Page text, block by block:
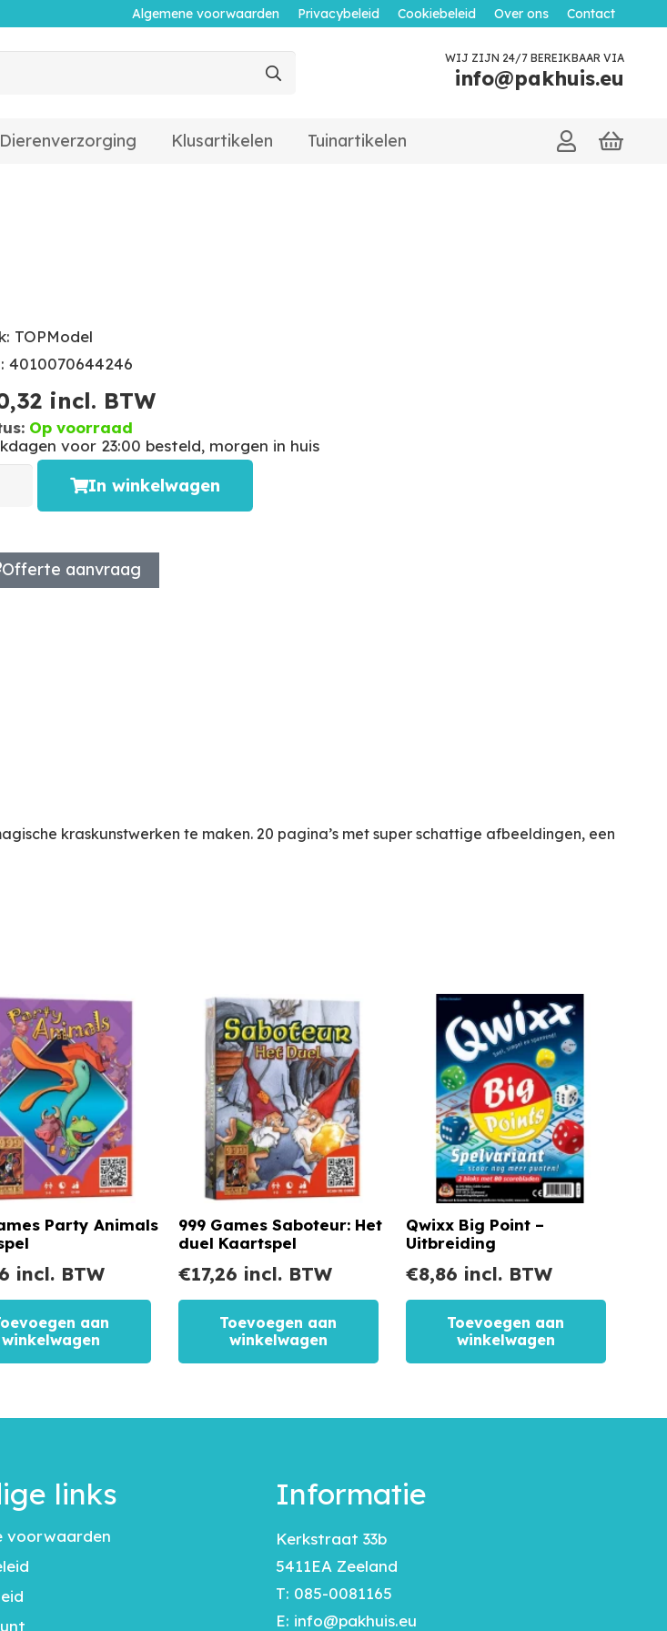
Algemene voorwaarden Privacybeleid Cookiebeleid Over ons Contact
WIJ ZIJN 24/7 BEREIKBAAR VIA
info@pakhuis.eu
Dierenverzorging Klusartikelen Tuinartikelen
TOPModel
4010070644246
incl. BTW
Op voorraad
voor 23:00 besteld, morgen in huis
In winkelwagen
Offerte aanvraag
kraskunstwerken te maken. 20 pagina’s met super schattige afbeeldingen, een
Party Animals
incl. BTW
aan
winkelwagen
999 Games Saboteur: Het
duel Kaartspel
€17,26 incl. BTW
Toevoegen aan
winkelwagen
Qwixx Big Point –
Uitbreiding
€8,86 incl. BTW
Toevoegen aan
winkelwagen
links
voorwaarden
Informatie
Kerkstraat 33b
5411EA Zeeland
T: 085-0081165
E: info@pakhuis.eu